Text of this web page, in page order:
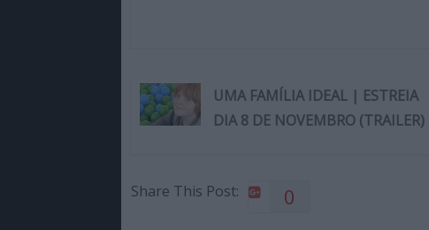
UMA FAMÍLIA IDEAL | ESTREIA
DIA 8 DE NOVEMBRO (TRAILER)
Share This Post: 0